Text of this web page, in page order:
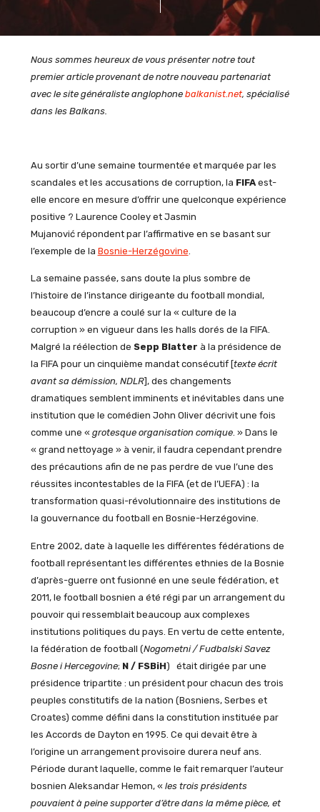
Nous sommes heureux de vous présenter notre tout
premier article provenant de notre nouveau partenariat
avec le site généraliste anglophone balkanist.net, spécialisé
dans les Balkans.
Au sortir d’une semaine tourmentée et marquée par les
scandales et les accusations de corruption, la FIFAest-
elle encore en mesure d’offrir une quelconque expérience
positive ? Laurence Cooley et Jasmin
Mujanović répondent par l’affirmative en se basant sur
l’exemple de la Bosnie-Herzégovine.
La semaine passée, sans doute la plus sombre de
l’histoire de l’instance dirigeante du football mondial,
beaucoup d’encre a coulé sur la « culture de la
corruption » en vigueur dans les halls dorés de la FIFA.
Malgré la réélection de Sepp Blatter à la présidence de
la FIFA pour un cinquième mandat consécutif [texte écrit
avant sa démission, NDLR], des changements
dramatiques semblent imminents et inévitables dans une
institution que le comédien John Oliver décrivit une fois
comme une « grotesque organisation comique. » Dans le
« grand nettoyage » à venir, il faudra cependant prendre
des précautions afin de ne pas perdre de vue l’une des
réussites incontestables de la FIFA (et de l’UEFA) : la
transformation quasi-révolutionnaire des institutions de
la gouvernance du football en Bosnie-Herzégovine.
Entre 2002, date à laquelle les différentes fédérations de
football représentant les différentes ethnies de la Bosnie
d’après-guerre ont fusionné en une seule fédération, et
2011, le football bosnien a été régi par un arrangement du
pouvoir qui ressemblait beaucoup aux complexes
institutions politiques du pays. En vertu de cette entente,
la fédération de football (Nogometni / Fudbalski Savez
Bosne i Hercegovine; N / FSBiH) était dirigée par une
présidence tripartite : un président pour chacun des trois
peuples constitutifs de la nation (Bosniens, Serbes et
Croates) comme défini dans la constitution instituée par
les Accords de Dayton en 1995. Ce qui devait être à
l’origine un arrangement provisoire durera neuf ans.
Période durant laquelle, comme le fait remarquer l’auteur
bosnien Aleksandar Hemon, « les trois présidents
pouvaient à peine supporter d’être dans la même pièce, et